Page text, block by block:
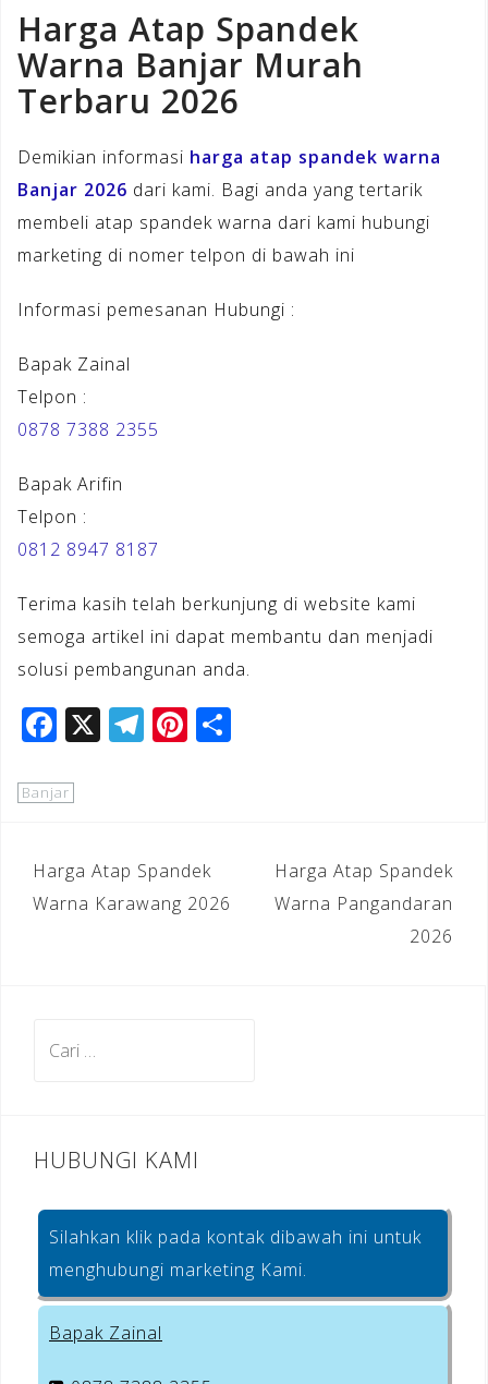
Harga Atap Spandek
Warna Banjar Murah
Terbaru 2026
Demikian informasi harga atap spandek warna
Banjar 2026 dari kami. Bagi anda yang tertarik
membeli atap spandek warna dari kami hubungi
marketing di nomer telpon di bawah ini
Informasi pemesanan Hubungi :
Bapak Zainal
Telpon :
0878 7388 2355
Bapak Arifin
Telpon :
0812 8947 8187
Terima kasih telah berkunjung di website kami
semoga artikel ini dapat membantu dan menjadi
solusi pembangunan anda.
F
c
b
o
X T
a
m
Pi
e
st
Banjar
Navigasi
pos
Harga Atap Spandek
Warna Karawang 2026
Harga Atap Spandek
Warna Pangandaran
2026
HUBUNGI KAMI
Silahkan klik pada kontak dibawah ini untuk
menghubungi marketing Kami.
Bapak Zainal